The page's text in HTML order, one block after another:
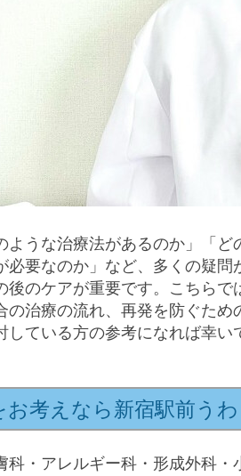
ような治療法があるのか」「ど
必要なのか」など、多くの疑問
後のケアが重要です。こちらで
治療の流れ、再発を防ぐため
ている方の参考になれば幸い
お考えなら新宿駅前う
科・アレルギー科・形成外科・